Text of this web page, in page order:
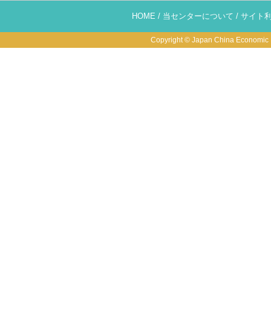
HOME / 当センターについて / サイト
Copyright © Japan China